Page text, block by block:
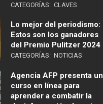
CATEGORÍAS: CLAVES
Lo mejor del periodismo:
Estos son los ganadores
del Premio Pulitzer 2024
CATEGORÍAS: NOTICIAS
Agencia AFP presenta un
curso en línea para
aprender a combatir la